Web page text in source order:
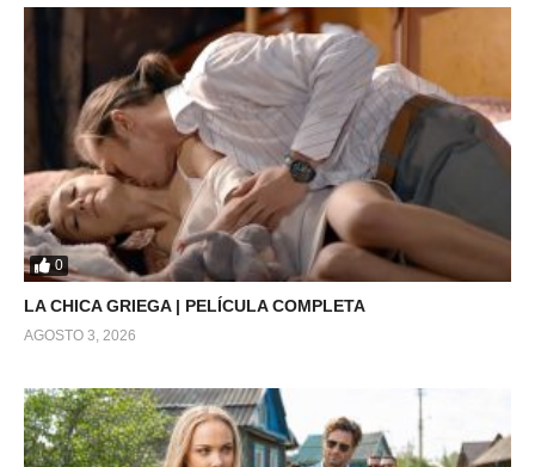
0
LA CHICA GRIEGA | PELÍCULA COMPLETA
AGOSTO 3, 2026